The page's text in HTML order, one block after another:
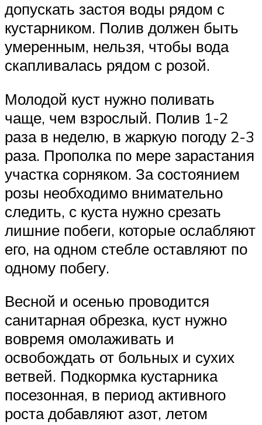
допускать застоя воды рядом с
кустарником. Полив должен быть
умеренным, нельзя, чтобы вода
скапливалась рядом с розой.
Молодой куст нужно поливать
чаще, чем взрослый. Полив 1-2
раза в неделю, в жаркую погоду 2-3
раза. Прополка по мере зарастания
участка сорняком. За состоянием
розы необходимо внимательно
следить, с куста нужно срезать
лишние побеги, которые ослабляют
его, на одном стебле оставляют по
одному побегу.
Весной и осенью проводится
санитарная обрезка, куст нужно
вовремя омолаживать и
освобождать от больных и сухих
ветвей. Подкормка кустарника
посезонная, в период активного
роста добавляют азот, летом